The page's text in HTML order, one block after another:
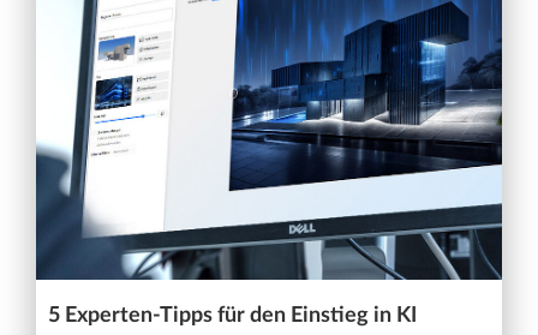
5 Experten-Tipps für den Einstieg in KI